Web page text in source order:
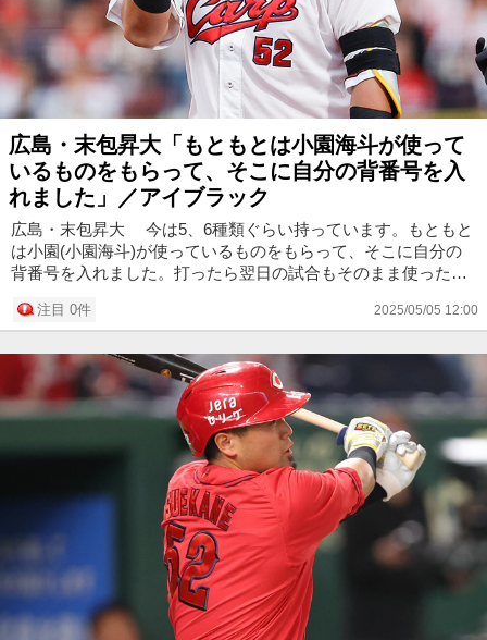
広島・末包昇大「もともとは小園海斗が使って
いるものをもらって、そこに自分の背番号を入
れました」／アイブラック
広島・末包昇大 今は5、6種類ぐらい持っています。もともと
は小園(小園海斗)が使っているものをもらって、そこに自分の
背番号を入れました。打ったら翌日の試合もそのまま使った
います。 あ...
注目 0件 2025/05/05 12:00